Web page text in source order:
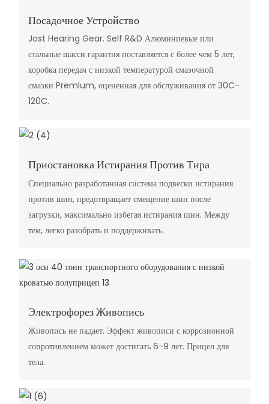
Посадочное Устройство
Jost Hearing Gear. Self R&D Алюминиевые или
стальные шасси гарантия поставляется с более чем 5 лет,
коробка передач с низкой температурой смазочной
смазки Premlum, оцененная для обслуживания от 30C-
120C.
Приостановка Истирания Против Тира
Специально разработанная система подвески истирания
против шин, предотвращает смещение шин после
загрузки, максимально избегая истирания шин. Между
тем, легко разобрать и поддерживать.
Электрофорез Живопись
Живопись не падает. Эффект живописи с коррозионной
сопротивлением может достигать 6-9 лет. Прицел для
тела.